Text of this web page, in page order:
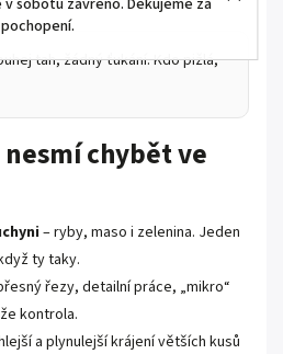
v sobotu zavřeno. Děkujeme za
pochopení.
tah, žádný ťukání. Kdo pižlá,
chybět ve
– ryby, maso i zelenina. Jeden
ty taky.
řezy, detailní práce, „mikro“
kontrola.
a plynulejší krájení větších kusů